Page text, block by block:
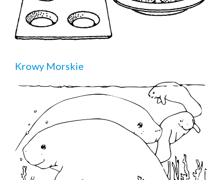
Krowy Morskie